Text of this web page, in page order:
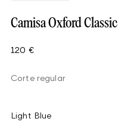
Camisa Oxford Classic
120 €
Corte regular
Light Blue